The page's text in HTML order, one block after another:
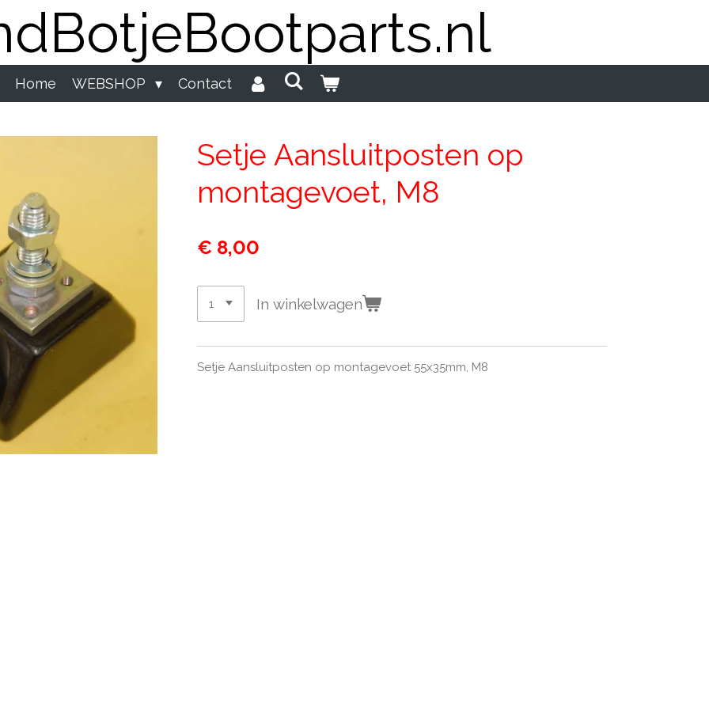
Home WEBSHOP Contact
Setje Aansluitposten op
montagevoet, M8
€ 8,00
In winkelwagen
Setje Aansluitposten op montagevoet 55x35mm, M8